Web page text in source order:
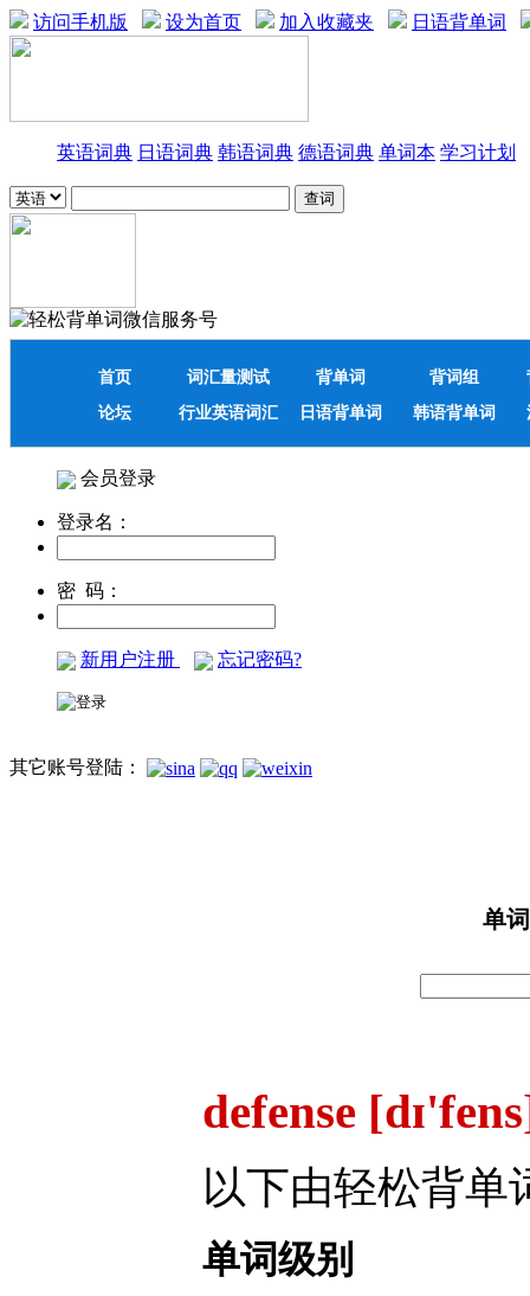
访问手机版 设为首页 加入收藏夹 日语背单词
英语词典 日语词典 韩语词典 德语词典 单词本 学习计划
首页 词汇量测试 背单词 背词组
论坛
行业英语词汇 日语背单词 韩语背单词
会员登录
登录名：
密 码：
新用户注册 忘记密码?
其它账号登陆：
单
defense
以下由轻松背单
单词级别